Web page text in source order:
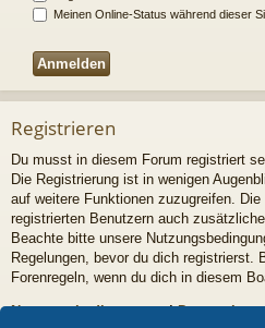
Meinen Online-Status während dieser
Registrieren
Du musst in diesem Forum registriert
Die Registrierung ist in wenigen
auf weitere Funktionen zuzugreifen.
registrierten Benutzern auch
Beachte bitte unsere
Regelungen, bevor du dich registrierst.
Forenregeln, wenn du dich in diesem
Nutzungsbedingungen|